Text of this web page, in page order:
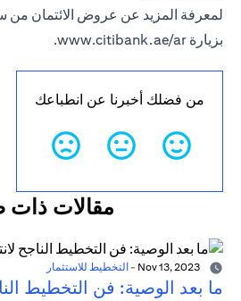
لمعرفة المزيد عن عروض الائتمان من
بزيارة www.citibank.ae/ar
.
من فضلك أخبرنا عن انطباعك
مقالات ذات
- التخطيط للاستثمار
ما بعد الوصية: فن التخطيط